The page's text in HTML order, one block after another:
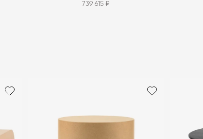
739 615 ₽